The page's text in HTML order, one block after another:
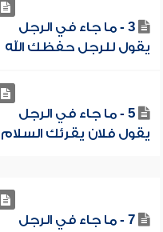
3 - ما جاء في الرجل
يقول للرجل حفظك الله
5 - ما جاء في الرجل
يقول فلان يقرئك السلام
7 - ما جاء في الرجل